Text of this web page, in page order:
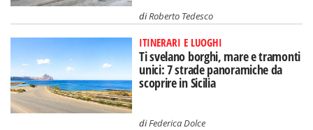
diRoberto Tedesco
ITINERARI E LUOGHI
Ti svelano borghi, mare e tramonti
unici: 7 strade panoramiche da
scoprire in Sicilia
diFederica Dolce